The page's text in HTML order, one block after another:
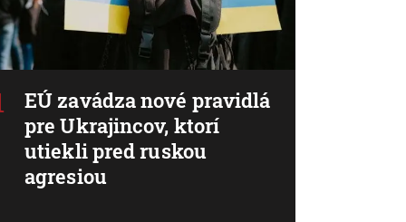
EÚ zavádza nové pravidlá
pre Ukrajincov, ktorí
utiekli pred ruskou
agresiou